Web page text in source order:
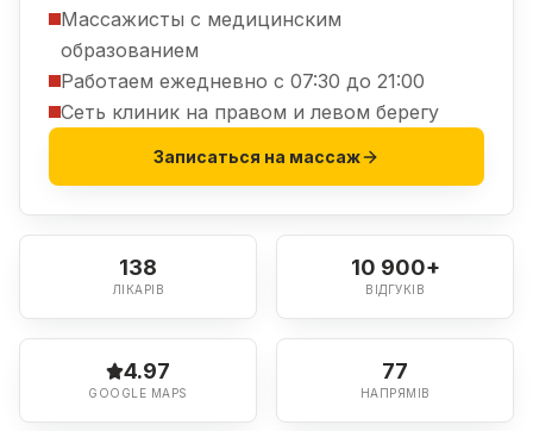
Массажисты с медицинским
образованием
Работаем ежедневно с 07:30 до 21:00
Сеть клиник на правом и левом берегу
Записаться на массаж
138
ЛІКАРІВ
10 900+
ВІДГУКІВ
4.97
GOOGLE MAPS
77
НАПРЯМІВ